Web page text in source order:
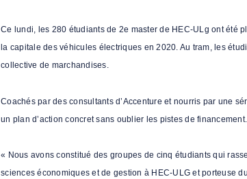
Ce lundi, les 280 étudiants de 2e master de HEC-ULg ont été
la capitale des véhicules électriques en 2020. Au tram, les
collective de marchandises.
Coachés par des consultants d’Accenture et nourris par une
un plan d’action concret sans oublier les pistes de financement.
« Nous avons constitué des groupes de cinq étudiants qui
sciences économiques et de gestion à HEC-ULG et porteuse